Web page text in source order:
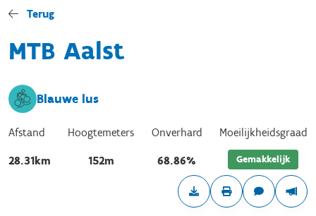
Terug
MTB Aalst
Blauwe lus
Afstand
28.31km
Hoogtemeters
152m
Onverhard
68.86%
Moeilijkheidsgraad
Gemakkelijk